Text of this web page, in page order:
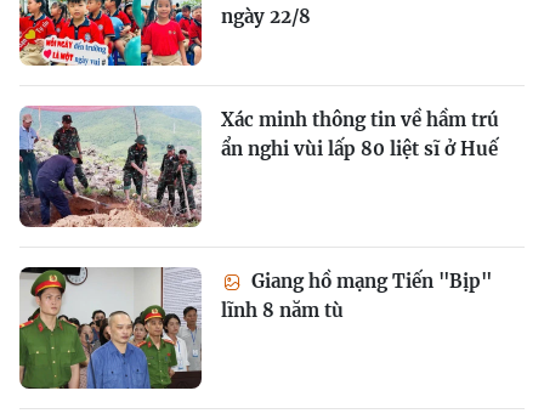
ngày 22/8
Xác minh thông tin về hầm trú
ẩn nghi vùi lấp 80 liệt sĩ ở Huế
Giang hồ mạng Tiến "Bịp"
lĩnh 8 năm tù